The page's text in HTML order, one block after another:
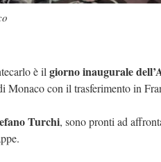
è il giorno inaugurale
Monaco con il trasferimento in
Turchi, sono pronti ad